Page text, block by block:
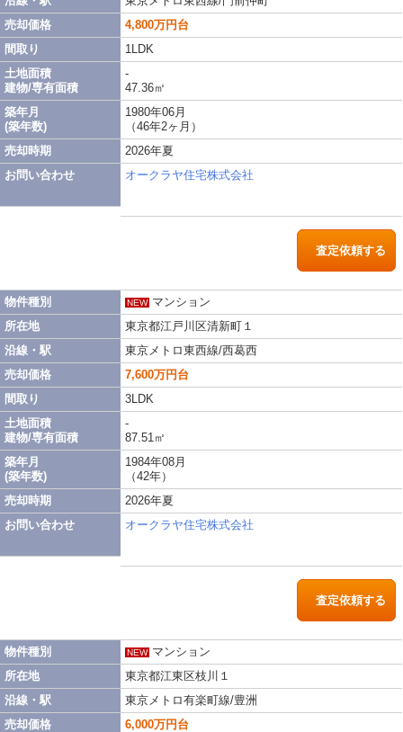
売却価格
間取り
土地面積
建物/専有面積
築年月
(築年数)
売却時期
お問い合わせ
4,800万円台
1LDK
-
47.36㎡
1980年06月
（46年2ヶ月）
2026年夏
オークラヤ住宅株式会社
査定依頼する
物件種別
所在地
沿線・駅
売却価格
間取り
土地面積
建物/専有面積
築年月
(築年数)
売却時期
お問い合わせ
NEW マンション
東京都江戸川区清新町１
東京メトロ東西線/西葛西
7,600万円台
3LDK
-
87.51㎡
1984年08月
（42年）
2026年夏
オークラヤ住宅株式会社
査定依頼する
物件種別
所在地
沿線・駅
売却価格
NEW マンション
東京都江東区枝川１
東京メトロ有楽町線/豊洲
6,000万円台